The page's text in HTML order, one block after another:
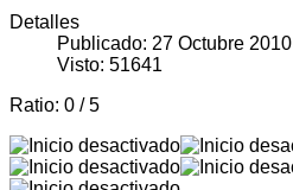
Detalles
Publicado: 27 Octubre 2010
Visto: 51641
Ratio: 0 /5